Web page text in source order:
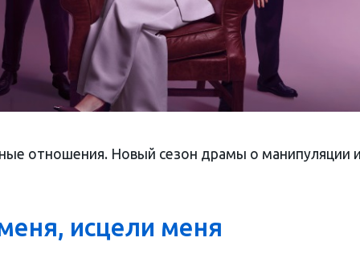
отношения. Новый сезон драмы о манипуляции
исцели меня